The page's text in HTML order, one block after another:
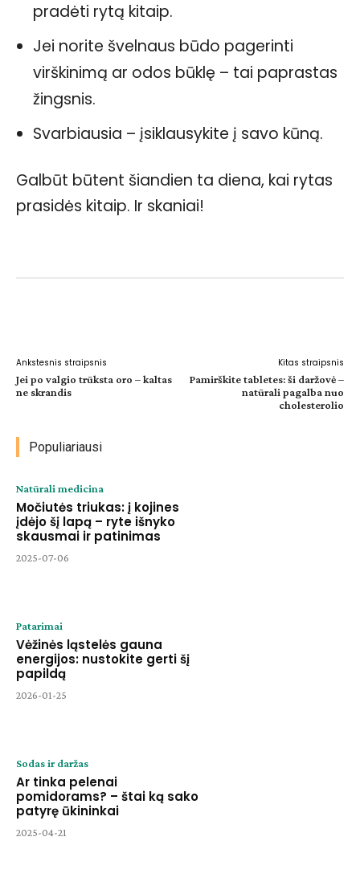
pradėti rytą kitaip.
Jei norite švelnaus būdo pagerinti
virškinimą ar odos būklę – tai paprastas
žingsnis.
Svarbiausia – įsiklausykite į savo kūną.
Galbūt būtent šiandien ta diena, kai rytas
prasidės kitaip. Ir skaniai!
Ankstesnis straipsnis
Jei po valgio trūksta oro – kaltas
ne skrandis
Kitas straipsnis
Pamirškite tabletes: ši daržovė –
natūrali pagalba nuo
cholesterolio
Populiariausi
Natūrali medicina
Močiutės triukas: į kojines
įdėjo šį lapą – ryte išnyko
skausmai ir patinimas
2025-07-06
Patarimai
Vėžinės ląstelės gauna
energijos: nustokite gerti šį
papildą
2026-01-25
Sodas ir daržas
Ar tinka pelenai
pomidorams? – štai ką sako
patyrę ūkininkai
2025-04-21